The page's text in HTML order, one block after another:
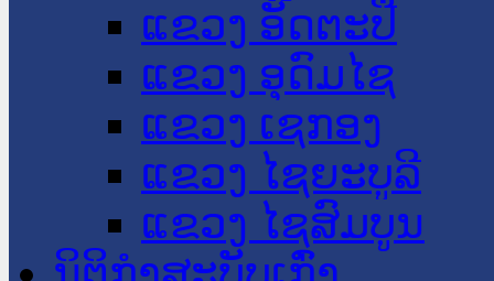
ແຂວງ ອັດຕະປື
ແຂວງ ອຸດົມໄຊ
ແຂວງ ເຊກອງ
ແຂວງ ໄຊຍະບູລີ
ແຂວງ ໄຊສົມບູນ